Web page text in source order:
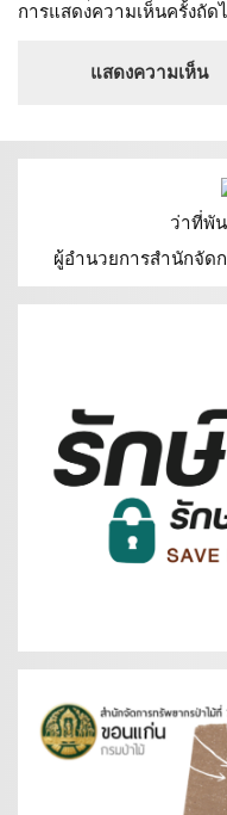
การแสดงความเห็นครั้งถัด
ว่าที่พั
ผู้อำนวยการสำนักจัด